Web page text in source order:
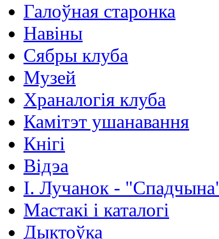
Галоўная старонка
Навіны
Сябры клуба
Музей
Храналогія клуба
Камітэт ушанавання
Кнігі
Відэа
І. Лучанок -
Мастакі i каталогi
Дыктоўка